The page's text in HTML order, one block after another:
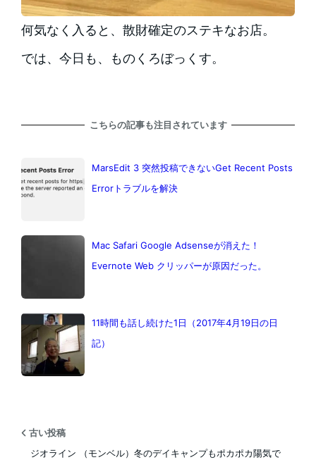
何気なく入ると、散財確定のステキなお店。
では、今日も、ものくろぼっくす。
こちらの記事も注目されています
MarsEdit 3 突然投稿できないGet Recent Posts
Errorトラブルを解決
Mac Safari Google Adsenseが消えた！
Evernote Web クリッパーが原因だった。
11時間も話し続けた1日（2017年4月19日の日
記）
古い投稿
ジオライン （モンベル）冬のデイキャンプもポカポカ陽気で